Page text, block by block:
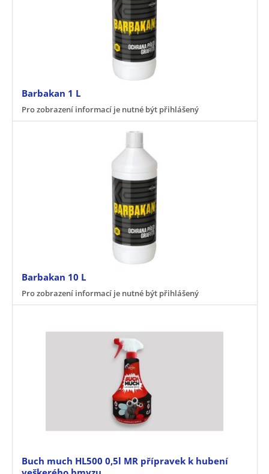
Barbakan 1 L
Pro zobrazení informací je nutné být přihlášený
Barbakan 10 L
Pro zobrazení informací je nutné být přihlášený
Buch much HL500 0,5l MR přípravek k hubení